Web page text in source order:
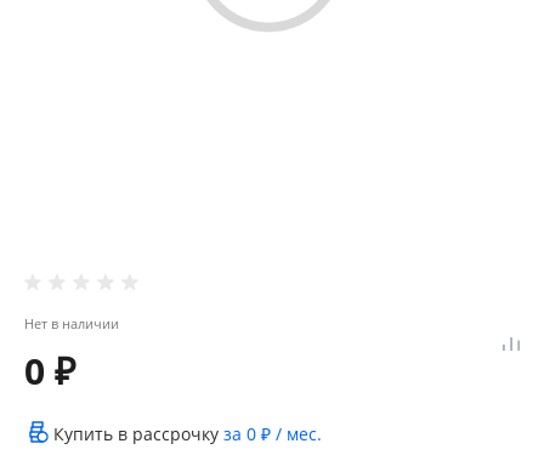
Нет в наличии
0 ₽
Купить в рассрочку за 0 ₽ / мес.